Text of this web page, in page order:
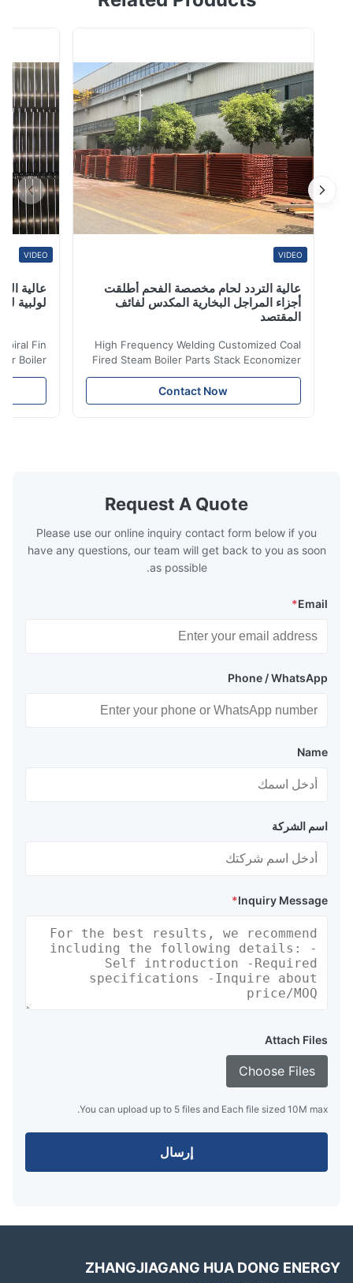
الحراري / أنبوب الغلاية / أنبوب التبريد ، 270 / BPE المواصفات
القياسية للأنابيب الصحية الفولاذية المقاومة للصدأ ...
عالية التردد لحام مخصصة الفحم أطلقت
أجزاء المراجل البخارية المكدس لفائف
المقتصد
High Frequency Welding Customized Coal
Fired Steam Boiler Parts Stack Economizer
Coil Boiler economizer Boiler Economizer is
the energy improving device that helps to
reduce the cost of operation by saving the
boilers is generally in the temperature
range of 200°C – 250°C, so there
Contact Now
عالية
لولبية لنقل
Spiral Fin
Boiler
is the
saving the
Request A Quote
Please use our online inquiry contact form below if you
have any questions, our team will get back to you as soon
as possible.
Email
*
Phone / WhatsApp
Name
اسم الشركة
Inquiry Message
*
Attach Files
Choose Files
You can upload up to 5 files and Each file sized 10M max.
إرسال
ZHANGJIAGANG HUA DONG